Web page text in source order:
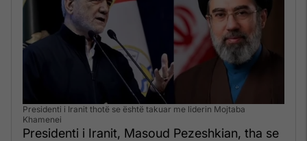
Presidenti i Iranit thotë se është takuar me liderin Mojtaba
Khamenei
Presidenti i Iranit, Masoud Pezeshkian, tha se